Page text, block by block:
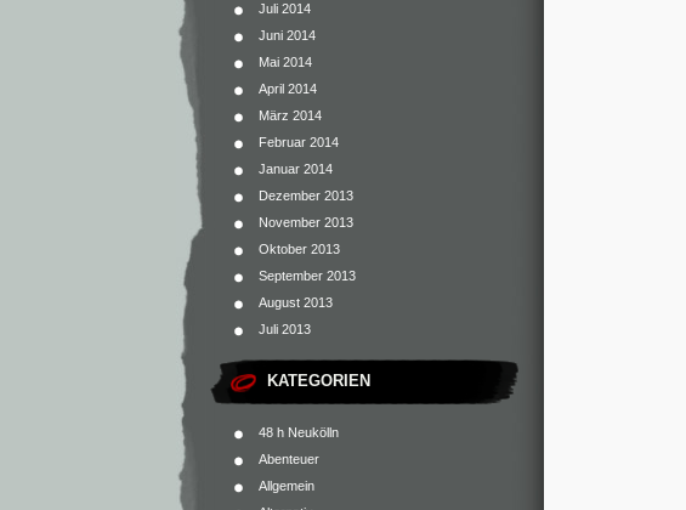
Juli 2014
Juni 2014
Mai 2014
April 2014
März 2014
Februar 2014
Januar 2014
Dezember 2013
November 2013
Oktober 2013
September 2013
August 2013
Juli 2013
KATEGORIEN
48 h Neukölln
Abenteuer
Allgemein